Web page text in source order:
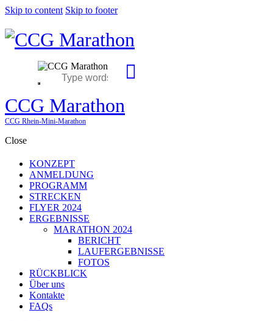
Skip to content Skip to footer
CCG Marathon
CCG Rhein-Mini-Marathon
Close
KONZEPT
ANMELDUNG
PROGRAMM
STRECKEN
FLYER 2024
ERGEBNISSE
MARATHON 2024
BERICHT
LAUFERGEBNISSE
FOTOS
RÜCKBLICK
Über uns
Kontakte
FAQs